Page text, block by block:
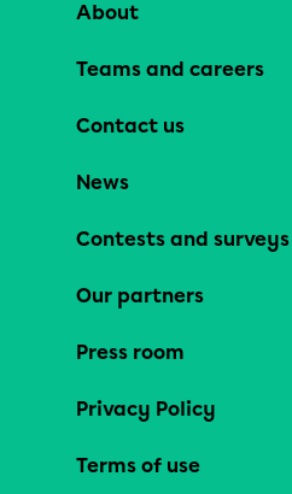
About
Teams and careers
Contact us
News
Contests and surveys
Our partners
Press room
Privacy Policy
Terms of use